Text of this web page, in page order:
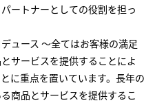
ートナーとしての役割を担っ
ュース ～全てはお客様の満足
サービスを提供することによ
に重点を置いています。長年の
商品とサービスを提供するこ